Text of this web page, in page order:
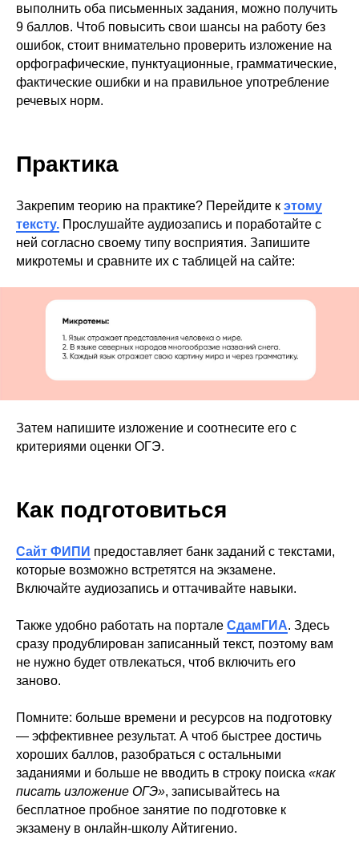
выполнить оба письменных задания, можно получить
9 баллов. Чтоб повысить свои шансы на работу без
ошибок, стоит внимательно проверить изложение на
орфографические, пунктуационные, грамматические,
фактические ошибки и на правильное употребление
речевых норм.
Практика
Закрепим теорию на практике? Перейдите к этому
тексту. Прослушайте аудиозапись и поработайте с
ней согласно своему типу восприятия. Запишите
микротемы и сравните их с таблицей на сайте:
Затем напишите изложение и соотнесите его с
критериями оценки ОГЭ.
Как подготовиться
Сайт ФИПИ предоставляет банк заданий с текстами,
которые возможно встретятся на экзамене.
Включайте аудиозапись и оттачивайте навыки.
Также удобно работать на портале СдамГИА. Здесь
сразу продублирован записанный текст, поэтому вам
не нужно будет отвлекаться, чтоб включить его
заново.
Помните: больше времени и ресурсов на подготовку
— эффективнее результат. А чтоб быстрее достичь
хороших баллов, разобраться с остальными
заданиями и больше не вводить в строку поиска «как
писать изложение ОГЭ», записывайтесь на
бесплатное пробное занятие по подготовке к
экзамену в онлайн-школу Айтигенио.